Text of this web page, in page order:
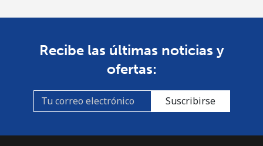
Recibe las últimas noticias y
ofertas:
Suscribirse